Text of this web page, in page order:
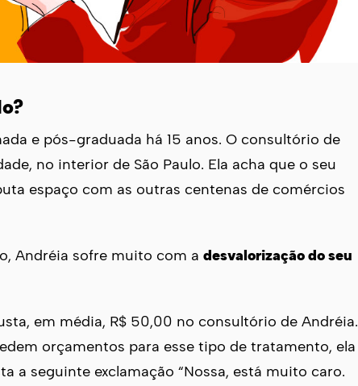
e pós-graduada há 15 anos. O consultório de
no interior de São Paulo. Ela acha que o seu
espaço com as outras centenas de comércios
Andréia sofre muito com a desvalorização do seu
em média, R$ 50,00 no consultório de Andréia.
orçamentos para esse tipo de tratamento, ela
a seguinte exclamação “Nossa, está muito caro.